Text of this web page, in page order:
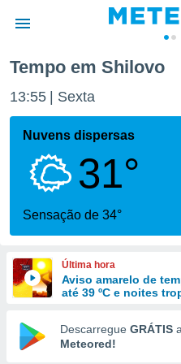
da
foi
fornecidas
a este
das
e
forma
digital
Tempo em Shilovo
13:55 Sexta
Nuvens dispersas
31°
Sensação de 34°
Última hora
Aviso amarelo de
até 39 ºC e noites
Descarregue GRÁTIS
Meteored!